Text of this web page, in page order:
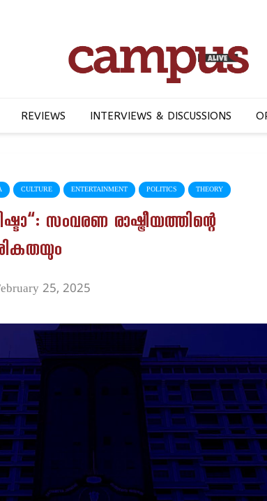
REVIEWS INTERVIEWS & DISCUSSIONS
CULTURE ENTERTAINMENT POLITICS THEORY
സംവരണ രാഷ്ട്രീയത്തിന്റെ
25, 2025